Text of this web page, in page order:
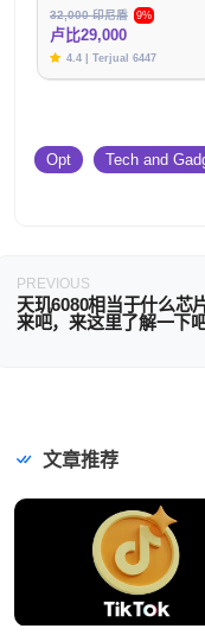
32,000 印尼盾
9%
卢比29,000
4.4 | Terjual 6447
Opt Tech and
PREVIOUS
天玑6080相当于什么芯
来吧，来这里了解一下吧
文章推荐